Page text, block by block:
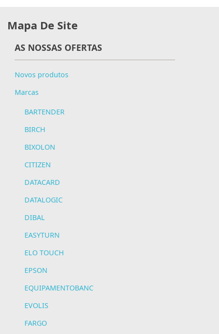
Mapa De Site
AS NOSSAS OFERTAS
Novos produtos
Marcas
BARTENDER
BIRCH
BIXOLON
CITIZEN
DATACARD
DATALOGIC
DIBAL
EASYTURN
ELO TOUCH
EPSON
EQUIPAMENTOBANC
EVOLIS
FARGO